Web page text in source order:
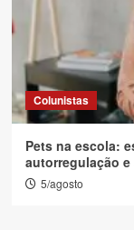
Colunistas
Pets na escola:
autorregulação
5/agosto